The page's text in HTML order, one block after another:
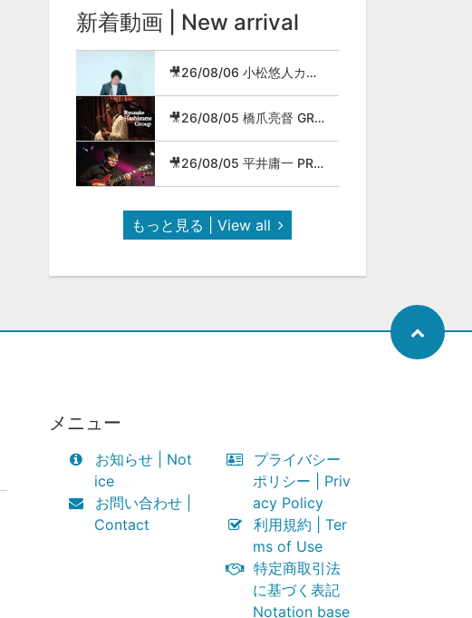
新着動画 | New arrival
🎥26/08/06 小松悠人カルテット
🎥26/08/05 橋爪亮督 GROUP
🎥26/08/05 平井庸一 PROG JAZZ METAL BAND
もっと見る | View all
メニュー
お知らせ | Not
ice
お問い合わせ |
Contact
プライバシー
ポリシー | Priv
acy Policy
利用規約 | Ter
ms of Use
特定商取引法
に基づく表記
Notation base